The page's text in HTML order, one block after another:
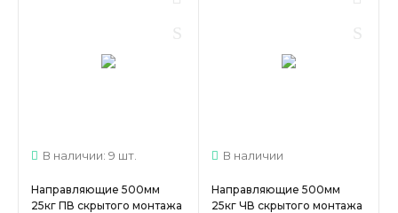
В наличии: 9 шт.
Направляющие 500мм
25кг ПВ скрытого монтажа
В наличии
Направляющие 500мм
25кг ЧВ скрытого монтажа